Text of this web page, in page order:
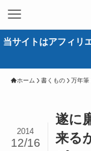
当サイトはアフィリ
ホーム 書くもの 万年筆
遂に
来る
2014
12/16